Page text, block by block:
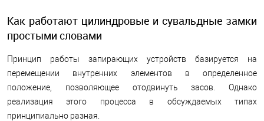
Как работают цилиндровые и сувальдные замки
простыми словами
Принцип работы запирающих устройств базируется на
перемещении внутренних элементов в определенное
положение, позволяющее отодвинуть засов. Однако
реализация этого процесса в обсуждаемых типах
принципиально разная.